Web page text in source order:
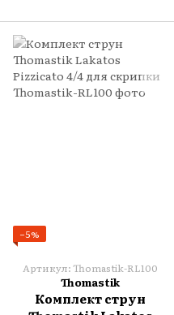
−5%
Артикул: Thomastik-RL100
Thomastik
Комплект струн